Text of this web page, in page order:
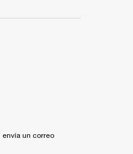
envía un correo